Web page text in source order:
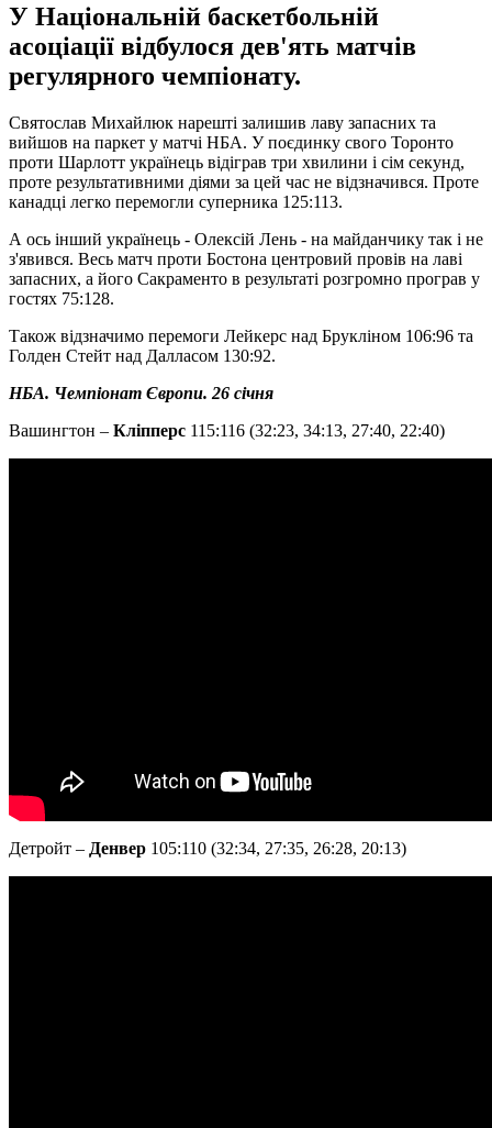
У Національній баскетбольній
асоціації відбулося дев'ять матчів
регулярного чемпіонату.
Святослав Михайлюк нарешті залишив лаву запасних та
вийшов на паркет у матчі НБА. У поєдинку свого Торонто
проти Шарлотт українець відіграв три хвилини і сім секунд,
проте результативними діями за цей час не відзначився. Проте
канадці легко перемогли суперника 125:113.
А ось інший українець - Олексій Лень - на майданчику так і не
з'явився. Весь матч проти Бостона центровий провів на лаві
запасних, а його Сакраменто в результаті розгромно програв у
гостях 75:128.
Також відзначимо перемоги Лейкерс над Брукліном 106:96 та
Голден Стейт над Далласом 130:92.
НБА. Чемпіонат Європи. 26 січня
Вашингтон – Кліпперс 115:116 (32:23, 34:13, 27:40, 22:40)
Детройт – Денвер 105:110 (32:34, 27:35, 26:28, 20:13)